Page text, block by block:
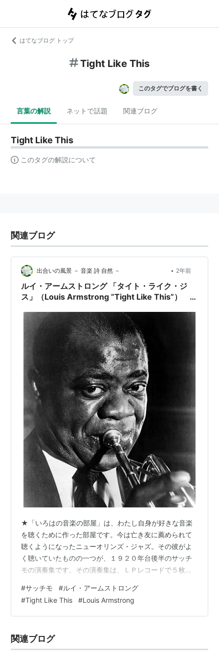
はてなブログ トップ
Tight Like This
このタグでブログを書く
言葉の解説 ネットで話題 関連ブログ
Tight Like This
このタグの解説について
関連ブログ
出合いの風景 － 音楽 詩 自然 － • 2年前
ルイ・アームストロング 「タイト・ライク・ジ
ス」（Louis Armstrong ”Tight Like This”） ニ
★「いろはの音楽の部屋」は、わたし自身が好きな音楽
を聴くために作った部屋です。今は亡き友に薦められて
聴くようになったニューオリンズ・ジャズ。その彼がよ
く聴いていたものの一つが、１９２０年台後半のサッチ
モの演奏集です。その演奏集は、ＬＰレコードで５枚ほ
した。今から１００年程前の古い録音ですが、ルイ・ア
ームストロング（サッチモ）の歴史的名演奏の数々を聴
くことができます。これらの演奏は、実に力強く、スピ
るような気がしてきます。その中から、Louis Armstrong
：”Tight Like Thi…
#サッチモ #ルイ・アームストロング
#Tight Like This #Louis Armstrong
関連ブログ